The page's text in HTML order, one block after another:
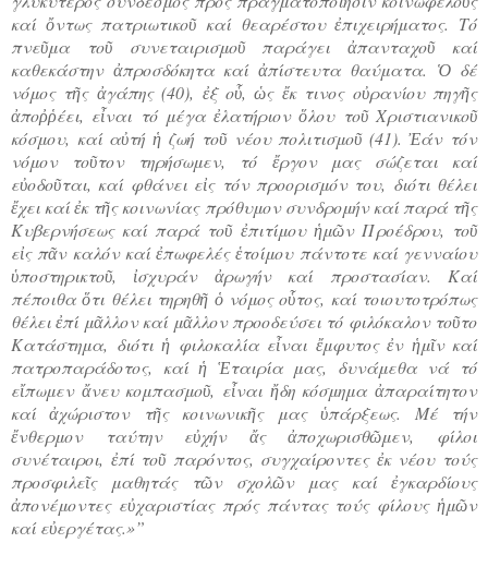
καί ὄντως πατριωτικοῦ καί θεαρέστου ἐπιχειρήματος. Τό
πνεῦμα τοῦ συνεταιρισμοῦ παράγει ἀπανταχοῦ καί
καθεκάστην ἀπροσδόκητα καί ἀπίστευτα θαύματα. Ὁ δέ
νόμος τῆς ἀγάπης (40), ἐξ οὗ, ὡς ἔκ τινος οὐρανίου πηγῆς
ἀποῤῥέει, εἶναι τό μέγα ἐλατήριον ὅλου τοῦ Χριστιανικοῦ
κόσμου, καί αὐτή ἡ ζωή τοῦ νέου πολιτισμοῦ (41). Ἐάν τόν
νόμον τοῦτον τηρήσωμεν, τό ἔργον μας σώζεται καί
εὐοδοῦται, καί φθάνει εἰς τόν προορισμόν του, διότι θέλει
ἔχει καί ἐκ τῆς κοινωνίας πρόθυμον συνδρομήν καί παρά τῆς
Κυβερνήσεως καί παρά τοῦ ἐπιτίμου ἡμῶν Προέδρου, τοῦ
εἰς πᾶν καλόν καί ἐπωφελές ἑτοίμου πάντοτε καί γενναίου
ὑποστηρικτοῦ, ἰσχυράν ἀρωγήν καί προστασίαν. Καί
πέποιθα ὅτι θέλει τηρηθῆ ὁ νόμος οὗτος, καί τοιουτοτρόπως
θέλει ἐπί μᾶλλον καί μᾶλλον προοδεύσει τό φιλόκαλον τοῦτο
Κατάστημα, διότι ἡ φιλοκαλία εἶναι ἔμφυτος ἐν ἡμῖν καί
πατροπαράδοτος, καί ἡ Ἑταιρία μας, δυνάμεθα νά τό
εἴπωμεν ἄνευ κομπασμοῦ, εἶναι ἤδη κόσμημα ἀπαραίτητον
καί ἀχώριστον τῆς κοινωνικῆς μας ὑπάρξεως. Μέ τήν
ἔνθερμον ταύτην εὐχήν ἄς ἀποχωρισθῶμεν, φίλοι
συνέταιροι, ἐπί τοῦ παρόντος, συγχαίροντες ἐκ νέου τούς
προσφιλεῖς μαθητάς τῶν σχολῶν μας καί ἐγκαρδίους
ἀπονέμοντες εὐχαριστίας πρός πάντας τούς φίλους ἡμῶν
καί εὐεργέτας.»”